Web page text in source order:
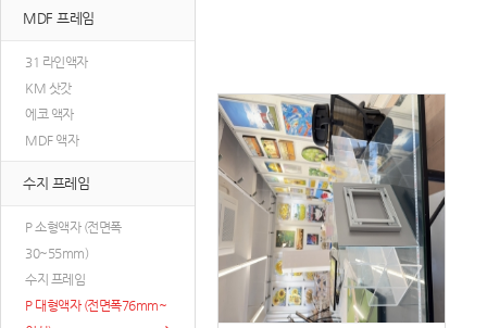
MDF 프레임
31 라인액자
KM 삿갓
에코 액자
MDF 액자
수지 프레임
P 소형액자 (전면폭
30~55mm)
수지 프레임
P 대형액자 (전면폭76mm~